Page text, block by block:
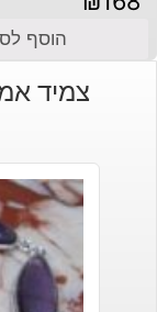
הוסף
צמיד